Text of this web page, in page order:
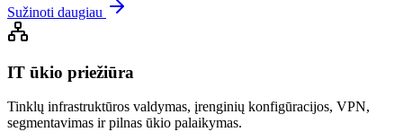
Sužinoti daugiau
IT ūkio priežiūra
Tinklų infrastruktūros valdymas, įrenginių konfigūracijos, VPN,
segmentavimas ir pilnas ūkio palaikymas.